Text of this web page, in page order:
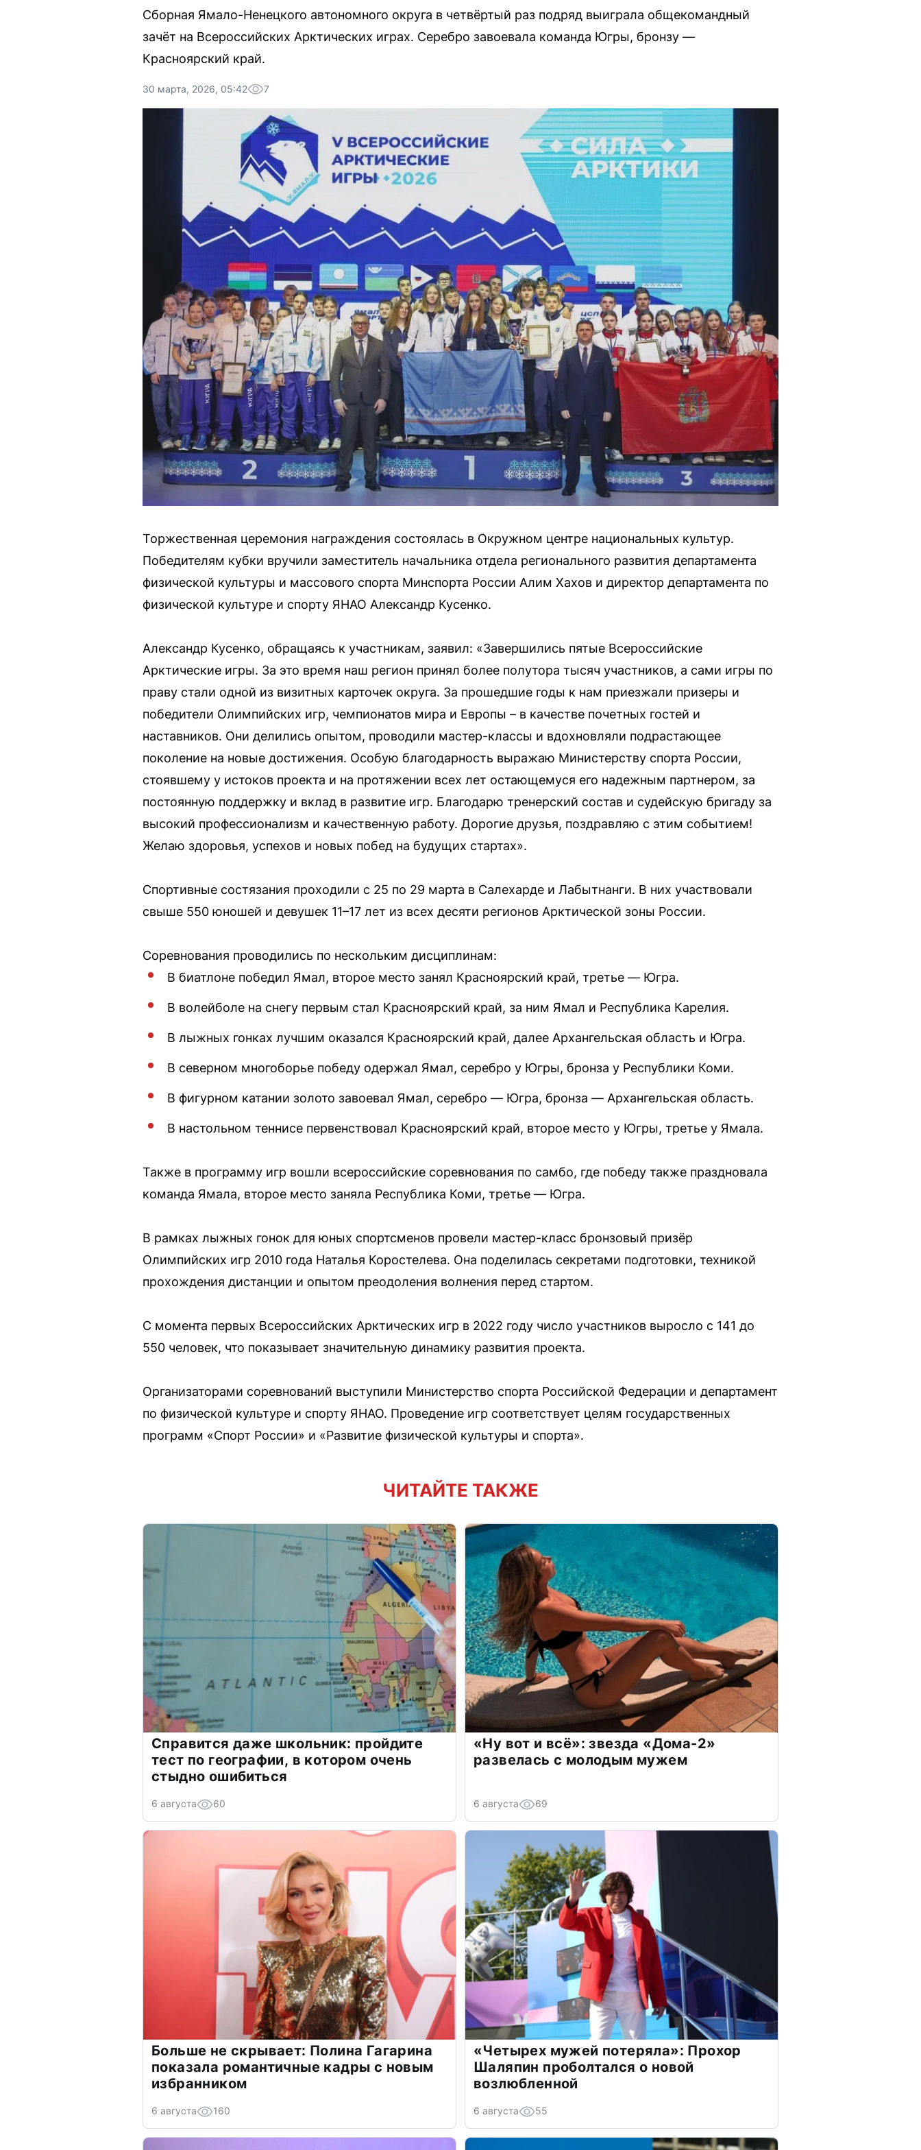
Сборная Ямало-Ненецкого автономного округа в четвёртый раз подряд выиграла общекомандный
зачёт на Всероссийских Арктических играх. Серебро завоевала команда Югры, бронзу —
Красноярский край.
30 марта, 2026, 05:42 7
Торжественная церемония награждения состоялась в Окружном центре национальных культур.
Победителям кубки вручили заместитель начальника отдела регионального развития департамента
физической культуры и массового спорта Минспорта России Алим Хахов и директор департамента по
физической культуре и спорту ЯНАО Александр Кусенко.
Александр Кусенко, обращаясь к участникам, заявил: «Завершились пятые Всероссийские
Арктические игры. За это время наш регион принял более полутора тысяч участников, а сами игры по
праву стали одной из визитных карточек округа. За прошедшие годы к нам приезжали призеры и
победители Олимпийских игр, чемпионатов мира и Европы – в качестве почетных гостей и
наставников. Они делились опытом, проводили мастер-классы и вдохновляли подрастающее
поколение на новые достижения. Особую благодарность выражаю Министерству спорта России,
стоявшему у истоков проекта и на протяжении всех лет остающемуся его надежным партнером, за
постоянную поддержку и вклад в развитие игр. Благодарю тренерский состав и судейскую бригаду за
высокий профессионализм и качественную работу. Дорогие друзья, поздравляю с этим событием!
Желаю здоровья, успехов и новых побед на будущих стартах».
Спортивные состязания проходили с 25 по 29 марта в Салехарде и Лабытнанги. В них участвовали
свыше 550 юношей и девушек 11–17 лет из всех десяти регионов Арктической зоны России.
Соревнования проводились по нескольким дисциплинам:
В биатлоне победил Ямал, второе место занял Красноярский край, третье — Югра.
В волейболе на снегу первым стал Красноярский край, за ним Ямал и Республика Карелия.
В лыжных гонках лучшим оказался Красноярский край, далее Архангельская область и Югра.
В северном многоборье победу одержал Ямал, серебро у Югры, бронза у Республики Коми.
В фигурном катании золото завоевал Ямал, серебро — Югра, бронза — Архангельская область.
В настольном теннисе первенствовал Красноярский край, второе место у Югры, третье у Ямала.
Также в программу игр вошли всероссийские соревнования по самбо, где победу также праздновала
команда Ямала, второе место заняла Республика Коми, третье — Югра.
В рамках лыжных гонок для юных спортсменов провели мастер-класс бронзовый призёр
Олимпийских игр 2010 года Наталья Коростелева. Она поделилась секретами подготовки, техникой
прохождения дистанции и опытом преодоления волнения перед стартом.
С момента первых Всероссийских Арктических игр в 2022 году число участников выросло с 141 до
550 человек, что показывает значительную динамику развития проекта.
Организаторами соревнований выступили Министерство спорта Российской Федерации и департамент
по физической культуре и спорту ЯНАО. Проведение игр соответствует целям государственных
программ «Спорт России» и «Развитие физической культуры и спорта».
ЧИТАЙТЕ ТАКЖЕ
Справится даже школьник: пройдите
тест по географии, в котором очень
стыдно ошибиться
6 августа 60
«Ну вот и всё»: звезда «Дома-2»
развелась с молодым мужем
6 августа 69
Больше не скрывает: Полина Гагарина
показала романтичные кадры с новым
избранником
6 августа 160
«Четырех мужей потеряла»: Прохор
Шаляпин проболтался о новой
возлюбленной
6 августа 55